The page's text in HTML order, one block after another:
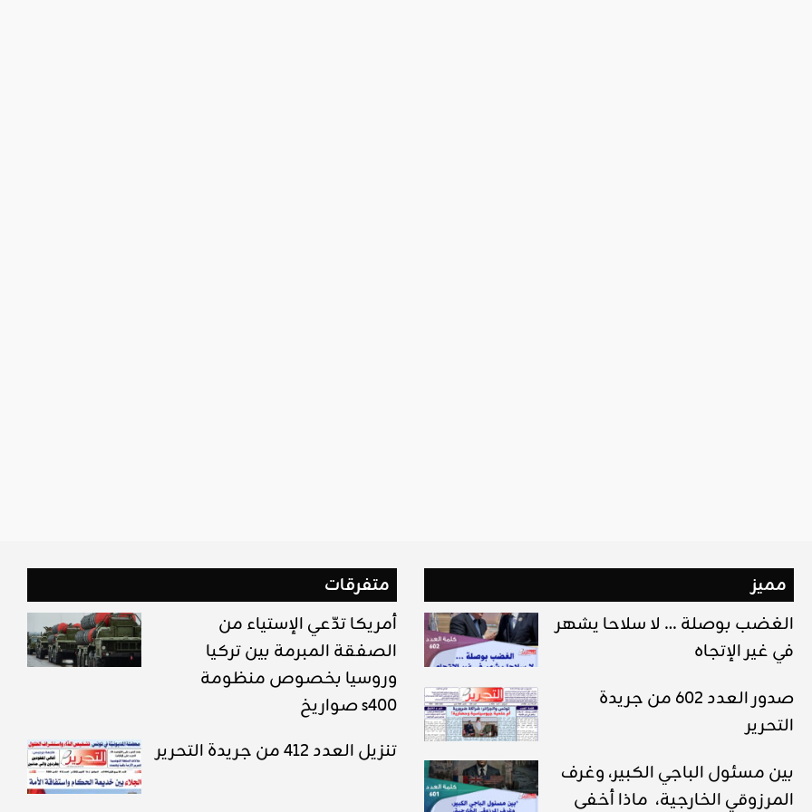
متفرقات
أمريكا تدّعي الإستياء من
الصفقة المبرمة بين تركيا
وروسيا بخصوص منظومة
صواريخ s400
تنزيل العدد 412 من جريدة التحرير
مميز
الغضب بوصلة … لا سلاحا يشهر
في غير الإتجاه
صدور العدد 602 من جريدة
التحرير
بين مسئول الباجي الكبير، وغرف
المرزوقي الخارجية، ماذا أخفى